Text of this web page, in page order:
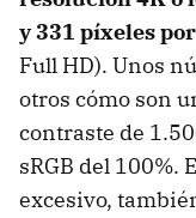
y 331 píxeles
Full HD). Unos
otros cómo son
contraste de
sRGB del 100%.
excesivo,